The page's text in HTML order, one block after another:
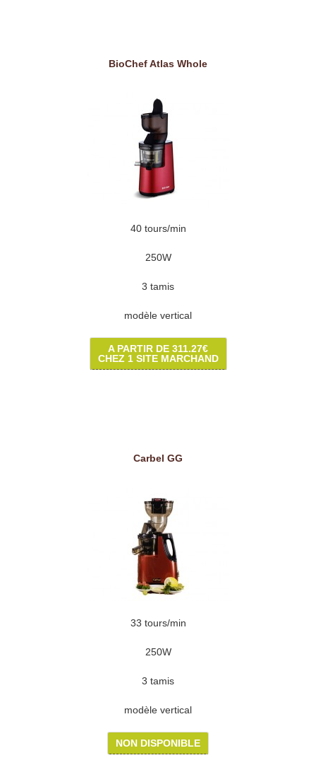
BioChef Atlas Whole
40 tours/min
250W
3 tamis
modèle vertical
A PARTIR DE 311.27€
CHEZ 1 SITE MARCHAND
Carbel GG
33 tours/min
250W
3 tamis
modèle vertical
NON DISPONIBLE